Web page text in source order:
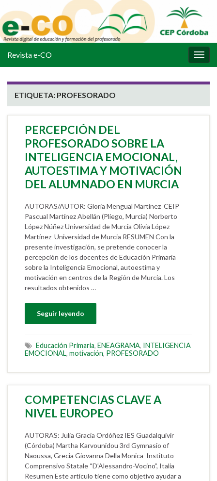
la
Revista e-CO
ETIQUETA: PROFESORADO
PERCEPCIÓN DEL
PROFESORADO SOBRE LA
INTELIGENCIA EMOCIONAL,
AUTOESTIMA Y MOTIVACIÓN
DEL ALUMNADO EN MURCIA
AUTORAS/AUTOR: Gloria Mengual Martínez CEIP
Pascual Martínez Abellán (Pliego, Murcia) Norberto
López Núñez Universidad de Murcia Olivia López
Martínez Universidad de Murcia RESUMEN Con la
presente investigación, se pretende conocer la
percepción de los docentes de Educación Primaria
sobre la Inteligencia Emocional, autoestima y
motivación en centros de la Región de Murcia. Los
resultados obtenidos …
Seguir leyendo
Educación Primaria, ENEAGRAMA, INTELIGENCIA
EMOCIONAL, motivación, PROFESORADO
COMPETENCIAS CLAVE A
NIVEL EUROPEO
AUTORAS: Julia Gracia Ordóñez IES Guadalquivir
(Córdoba) Martha Karvounidou 3rd Gymnasio of
Naoussa, Grecia Giovanna Della Monica Instituto
Comprensivo Statale “D’Alessandro-Vocino”, Italia
Resumen Este artículo tiene como objetivo ayudar a